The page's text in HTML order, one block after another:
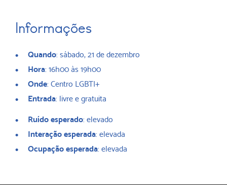
Informações
Quando: sábado, 21 de dezembro
Hora: 16h00 às 19h00
Onde: Centro LGBTI+
Entrada: livre e gratuita
Ruído esperado: elevado
Interação esperada: elevada
Ocupação esperada: elevada